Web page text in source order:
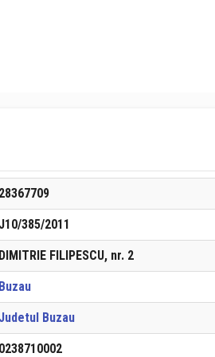
28367709
J10/385/2011
DIMITRIE FILIPESCU, nr. 2
Buzau
Judetul Buzau
0238710002